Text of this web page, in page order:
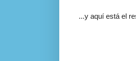
...y aquí está el